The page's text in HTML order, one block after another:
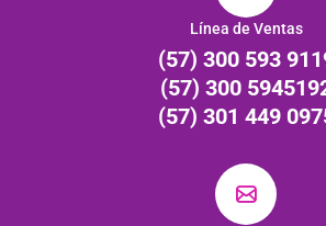
Línea de Ventas
(57) 300 593
(57) 300
(57) 301 449